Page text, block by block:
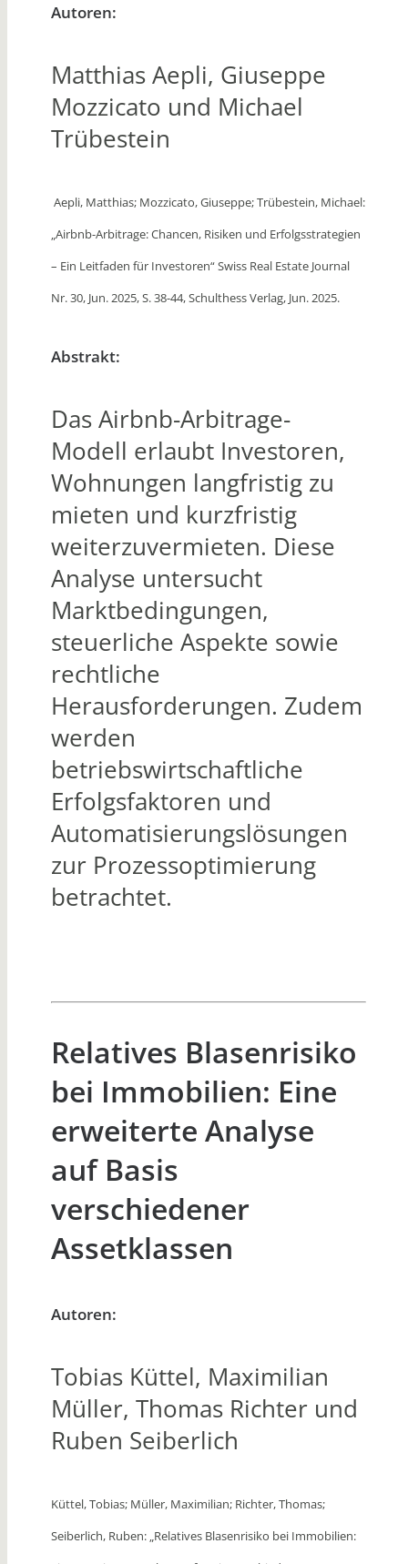
Autoren:
Matthias Aepli, Giuseppe
Mozzicato und Michael
Trübestein
Aepli, Matthias; Mozzicato, Giuseppe; Trübestein, Michael:
„Airbnb-Arbitrage: Chancen, Risiken und Erfolgsstrategien
– Ein Leitfaden für Investoren“ Swiss Real Estate Journal
Nr. 30, Jun. 2025, S. 38-44, Schulthess Verlag, Jun. 2025.
Abstrakt:
Das Airbnb-Arbitrage-
Modell erlaubt Investoren,
Wohnungen langfristig zu
mieten und kurzfristig
weiterzuvermieten. Diese
Analyse untersucht
Marktbedingungen,
steuerliche Aspekte sowie
rechtliche
Herausforderungen. Zudem
werden
betriebswirtschaftliche
Erfolgsfaktoren und
Automatisierungslösungen
zur Prozessoptimierung
betrachtet.
Relatives Blasenrisiko
bei Immobilien: Eine
erweiterte Analyse
auf Basis
verschiedener
Assetklassen
Autoren:
Tobias Küttel, Maximilian
Müller, Thomas Richter und
Ruben Seiberlich
Küttel, Tobias; Müller, Maximilian; Richter, Thomas;
Seiberlich, Ruben: „Relatives Blasenrisiko bei Immobilien: